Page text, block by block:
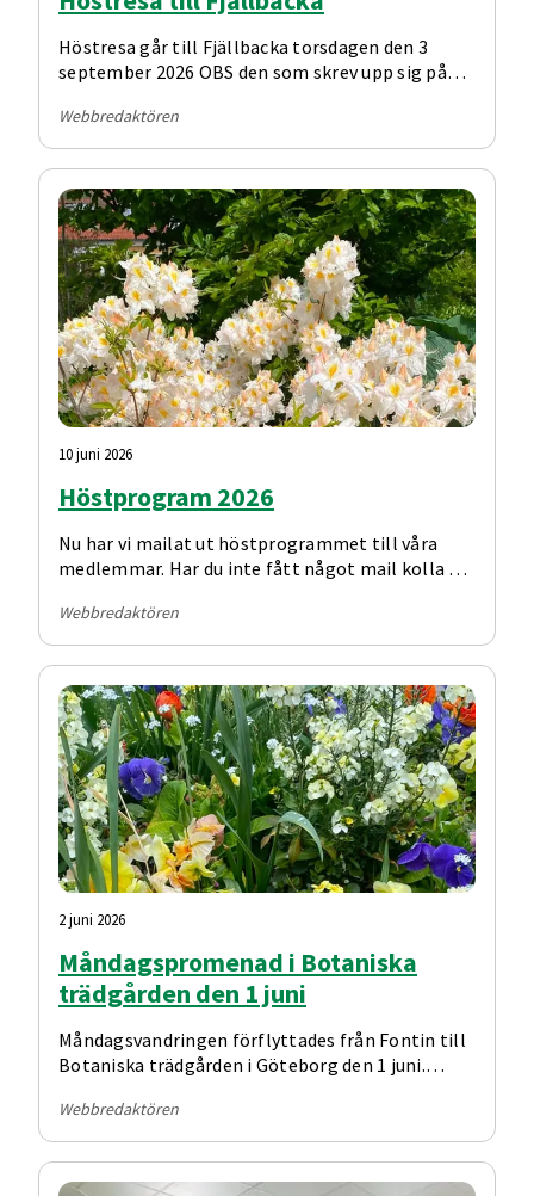
Höstresa går till Fjällbacka torsdagen den 3
september 2026 OBS den som skrev upp sig på
sker till Lisbeth Björnström. Sista
anmälningsdagen är 1 juli. Anmälan är bindande
och först när betalning har skett har man en
plats.
Webbredaktören
10 juni 2026
Höstprogram 2026
Nu har vi mailat ut höstprogrammet till våra
medlemmar. Har du inte fått något mail kolla din
kungalv@reumatiker.se
in din mail. Givetvis kommer våra medlemmar
som inte har mail att få information brevledes.
Trevlig sommar önskar styrelsen
Webbredaktören
2 juni 2026
Måndagspromenad i Botaniska
trädgården den 1 juni
Måndagsvandringen förflyttades från Fontin till
Botaniska trädgården i Göteborg den 1 juni.
Webbredaktören